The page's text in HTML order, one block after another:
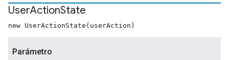
UserActionState
new UserActionState(userAction)
Parámetro